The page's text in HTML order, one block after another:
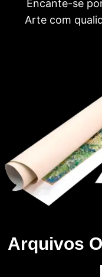
Encante-se
Arte com
Arquivos